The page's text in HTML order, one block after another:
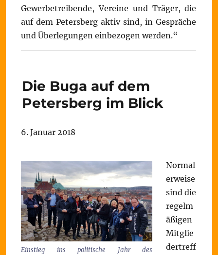
Gewerbetreibende, Vereine und Träger, die
auf dem Petersberg aktiv sind, in Gespräche
und Überlegungen einbezogen werden.“
Die Buga auf dem
Petersberg im Blick
6. Januar 2018
Einstieg ins politische Jahr des
Normal
erweise
sind die
regelm
äßigen
Mitglie
dertreff